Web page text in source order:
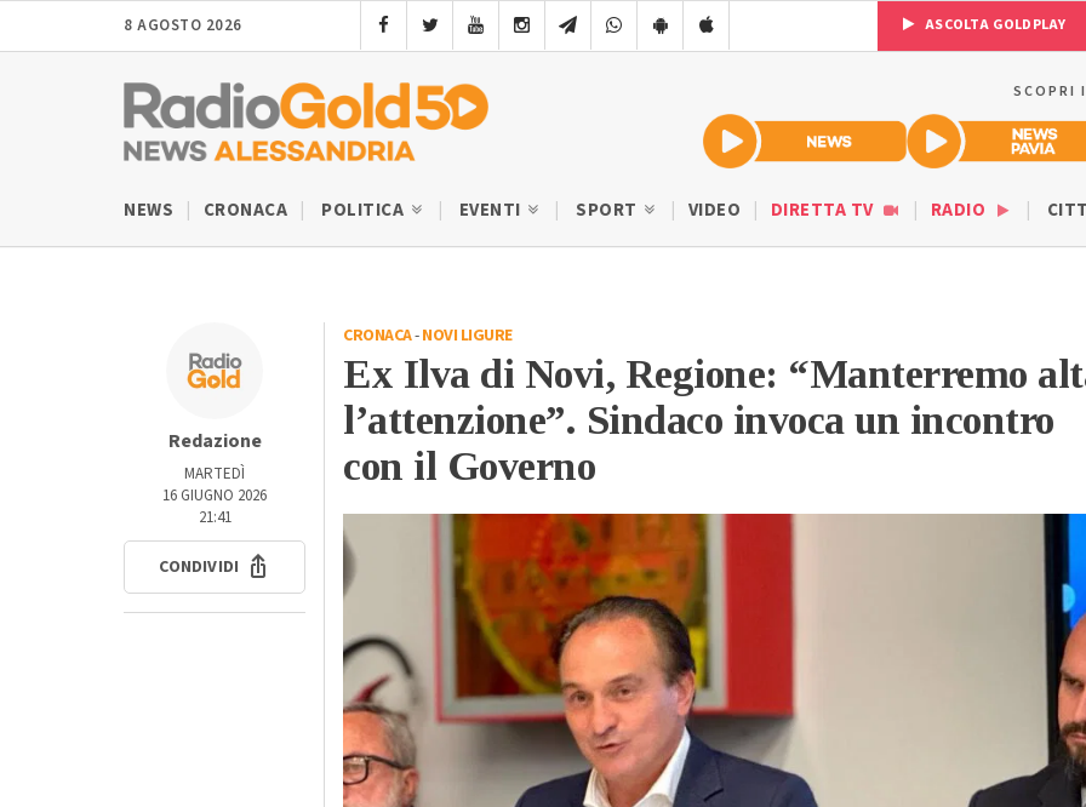
8 AGOSTO 2026 ASCOLTA GOLDPLAY
SCOPRI
NEWS CRONACA POLITICA EVENTI SPORT VIDEO DIRETTA TV RADIO
Redazione
MARTEDÌ
16 GIUGNO 2026
21:41
CONDIVIDI
CRONACA-NOVI LIGURE
Ex Ilva di Novi, Regione: “Manterremo
l’attenzione”. Sindaco invoca un incontro
con il Governo